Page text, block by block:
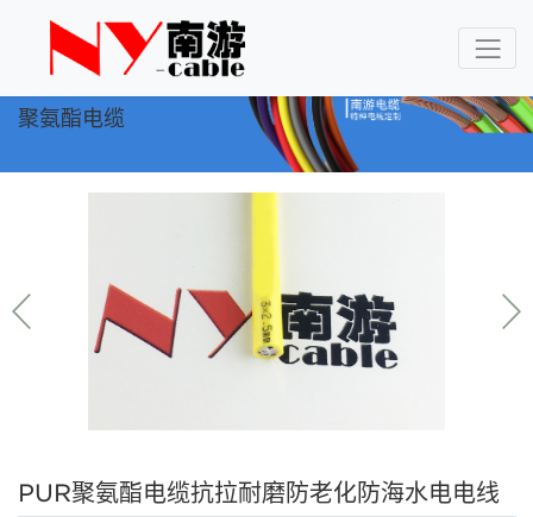
聚氨酯电缆
PUR聚氨酯电缆抗拉耐磨防老化防海水电电线